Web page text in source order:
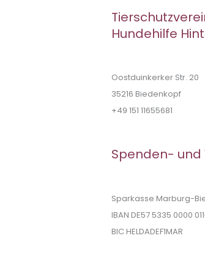
Hundehilfe
Oostduinkerker Str. 20
35216 Biedenkopf
+49 151 11655681
Spenden-
Sparkasse Marburg-
IBAN DE57 5335 0000
BIC HELDADEF1MAR